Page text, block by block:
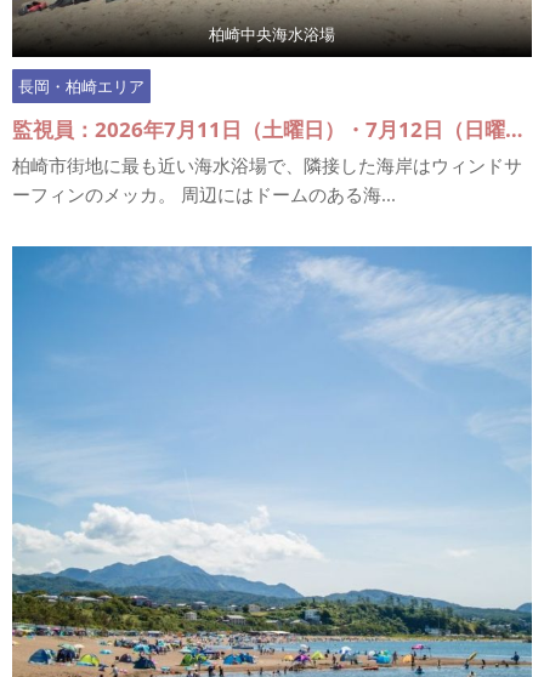
柏崎中央海水浴場
長岡・柏崎エリア
監視員：2026年7月11日（土曜日）・7月12日（日曜日）、7月18日（土曜日）～7月20日（月曜日）、7月25日（土曜日）・7月26日（日曜日）、8月1日（土曜日）・8月2日（日曜日）、8月6日（土曜日）～8月16日（日曜日）
柏崎市街地に最も近い海水浴場で、隣接した海岸はウィンドサ
ーフィンのメッカ。 周辺にはドームのある海...